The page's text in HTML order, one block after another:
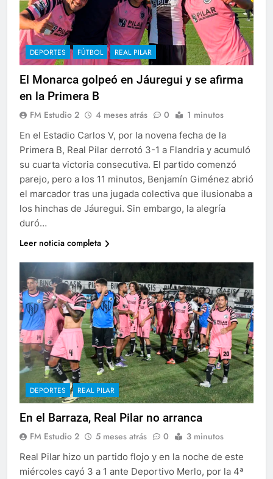
DEPORTES FÚTBOL REAL PILAR
El Monarca golpeó en Jáuregui y se afirma
en la Primera B
FM Estudio 2 4 meses atrás 0 1 minutos
En el Estadio Carlos V, por la novena fecha de la
Primera B, Real Pilar derrotó 3-1 a Flandria y acumuló
su cuarta victoria consecutiva. El partido comenzó
parejo, pero a los 11 minutos, Benjamín Giménez abrió
el marcador tras una jugada colectiva que ilusionaba a
los hinchas de Jáuregui. Sin embargo, la alegría
duró…
Leer noticia completa
DEPORTES REAL PILAR
En el Barraza, Real Pilar no arranca
FM Estudio 2 5 meses atrás 0 3 minutos
Real Pilar hizo un partido flojo y en la noche de este
miércoles cayó 3 a 1 ante Deportivo Merlo, por la 4ª